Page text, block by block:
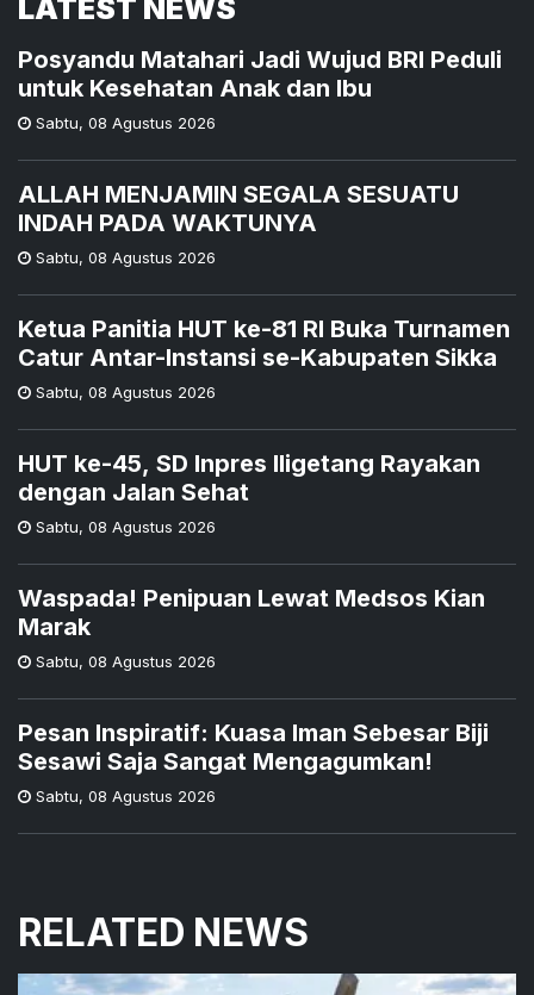
LATEST NEWS
Posyandu Matahari Jadi Wujud BRI Peduli
untuk Kesehatan Anak dan Ibu
Sabtu, 08 Agustus 2026
ALLAH MENJAMIN SEGALA SESUATU
INDAH PADA WAKTUNYA
Sabtu, 08 Agustus 2026
Ketua Panitia HUT ke-81 RI Buka Turnamen
Catur Antar-Instansi se-Kabupaten Sikka
Sabtu, 08 Agustus 2026
HUT ke-45, SD Inpres Iligetang Rayakan
dengan Jalan Sehat
Sabtu, 08 Agustus 2026
Waspada! Penipuan Lewat Medsos Kian
Marak
Sabtu, 08 Agustus 2026
Pesan Inspiratif: Kuasa Iman Sebesar Biji
Sesawi Saja Sangat Mengagumkan!
Sabtu, 08 Agustus 2026
RELATED NEWS